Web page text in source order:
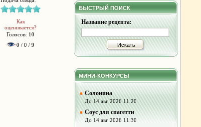
Как
оценивается?
Голосов: 10
0 / 0 / 9
БЫСТРЫЙ ПОИСК
Название рецепта:
Искать
МИНИ-КОНКУРСЫ
Солонина
До 14 авг 2026 11:20
Соус для спагетти
До 14 авг 2026 11:30